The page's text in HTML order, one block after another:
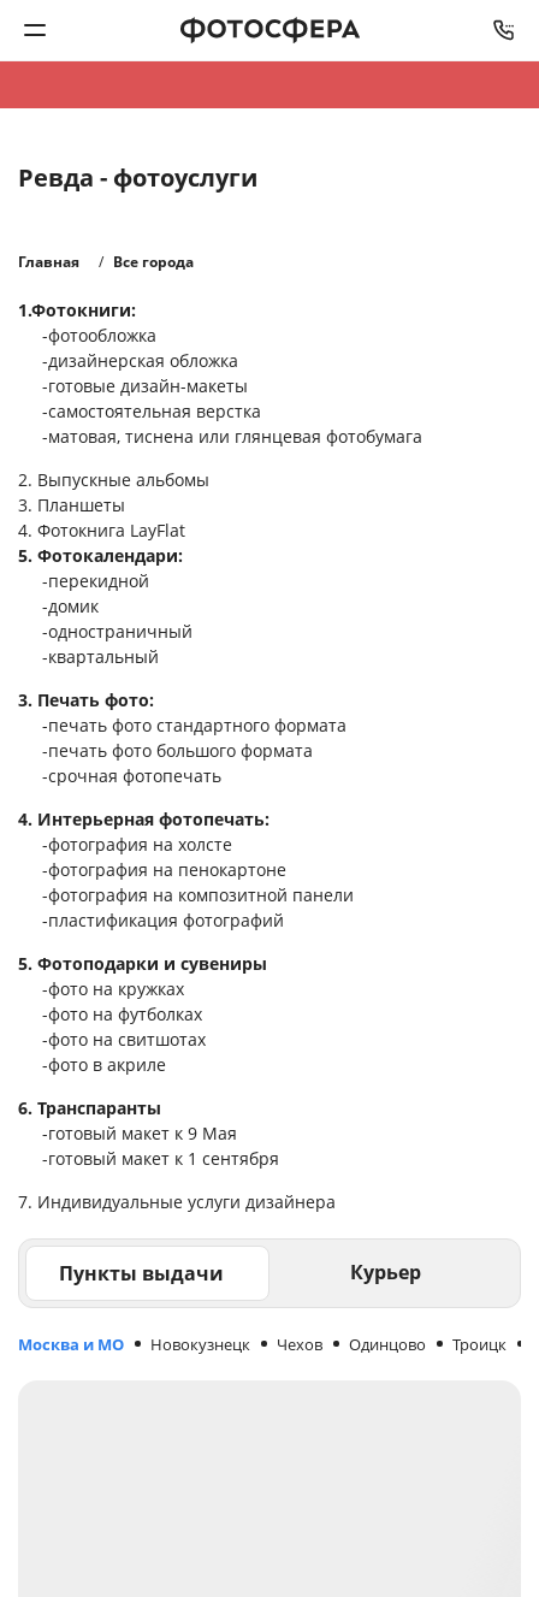
Фотокниги
Интерьерная печать
Фотоподарки
Багетная мастерская
Полиграфия
Услуги и сервис
Магазин
Ревда - фотоуслуги
Главная Все города
1.Фотокниги:
-фотообложка
-дизайнерская обложка
-готовые дизайн-макеты
-самостоятельная верстка
-матовая, тиснена или глянцевая фотобумага
2. Выпускные альбомы
3. Планшеты
4. Фотокнига LayFlat
5. Фотокалендари:
-перекидной
-домик
-одностраничный
-квартальный
3. Печать фото:
-печать фото стандартного формата
-печать фото большого формата
-срочная фотопечать
4. Интерьерная фотопечать:
-фотография на холсте
-фотография на пенокартоне
-фотография на композитной панели
-пластификация фотографий
5. Фотоподарки и сувениры
-фото на кружках
-фото на футболках
-фото на свитшотах
-фото в акриле
6. Транспаранты
-готовый макет к 9 Мая
-готовый макет к 1 сентября
7. Индивидуальные услуги дизайнера
Пункты выдачи Курьер
Москва и МО Новокузнецк Чехов Одинцово Троицк